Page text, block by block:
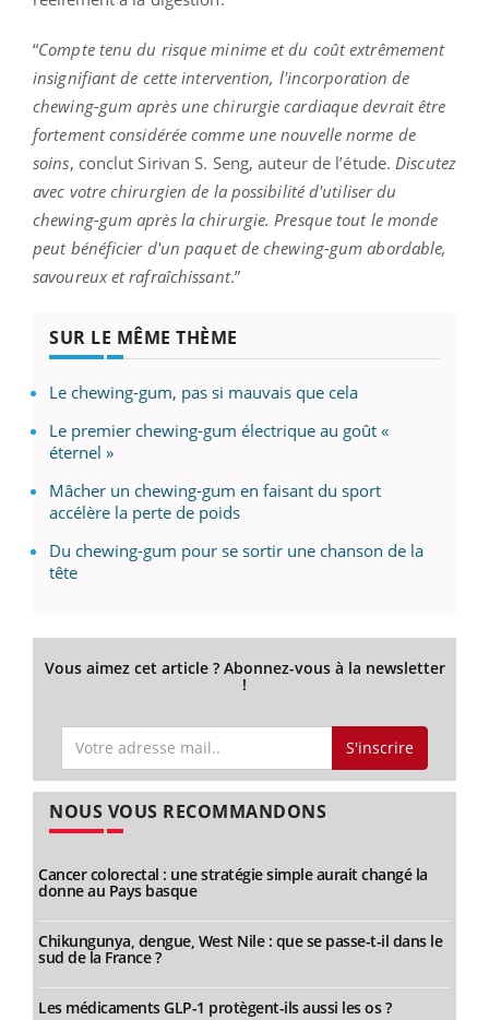
“Compte tenu du risque minime et du coût extrêmement
insignifiant de cette intervention, l'incorporation de
chewing-gum après une chirurgie cardiaque devrait être
fortement considérée comme une nouvelle norme de
soins, conclut Sirivan S. Seng, auteur de l’étude.Discutez
avec votre chirurgien de la possibilité d'utiliser du
chewing-gum après la chirurgie. Presque tout le monde
peut bénéficier d'un paquet de chewing-gum abordable,
savoureux et rafraîchissant.”
SUR LE MÊME THÈME
Le chewing-gum, pas si mauvais que cela
Le premier chewing-gum électrique au goût «
éternel »
Mâcher un chewing-gum en faisant du sport
accélère la perte de poids
Du chewing-gum pour se sortir une chanson de la
tête
Vous aimez cet article ? Abonnez-vous à la newsletter
!
S'inscrire
NOUS VOUS RECOMMANDONS
Cancer colorectal : une stratégie simple aurait changé la
donne au Pays basque
Chikungunya, dengue, West Nile : que se passe-t-il dans le
sud de la France ?
Les médicaments GLP-1 protègent-ils aussi les os ?